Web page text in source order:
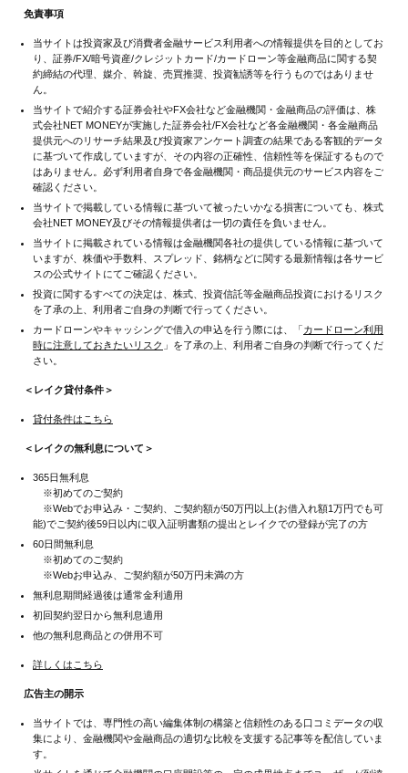
免責事項
当サイトは投資家及び消費者金融サービス利用者への情報提供を目的としてお
り、証券/FX/暗号資産/クレジットカード/カードローン等金融商品に関する契
約締結の代理、媒介、斡旋、売買推奨、投資勧誘等を行うものではありませ
ん。
当サイトで紹介する証券会社やFX会社など金融機関・金融商品の評価は、株
式会社NET MONEYが実施した証券会社/FX会社など各金融機関・各金融商品
提供元へのリサーチ結果及び投資家アンケート調査の結果である客観的データ
に基づいて作成していますが、その内容の正確性、信頼性等を保証するもので
はありません。必ず利用者自身で各金融機関・商品提供元のサービス内容をご
確認ください。
当サイトで掲載している情報に基づいて被ったいかなる損害についても、株式
会社NET MONEY及びその情報提供者は一切の責任を負いません。
当サイトに掲載されている情報は金融機関各社の提供している情報に基づいて
いますが、株価や手数料、スプレッド、銘柄などに関する最新情報は各サービ
スの公式サイトにてご確認ください。
投資に関するすべての決定は、株式、投資信託等金融商品投資におけるリスク
を了承の上、利用者ご自身の判断で行ってください。
カードローンやキャッシングで借入の申込を行う際には、「カードローン利用
時に注意しておきたいリスク 」を了承の上、利用者ご自身の判断で行ってくだ
さい。
＜レイク貸付条件＞
貸付条件はこちら
＜レイクの無利息について＞
365日無利息
※初めてのご契約
※Webでお申込み・ご契約、ご契約額が50万円以上(お借入れ額1万円でも可
能)でご契約後59日以内に収入証明書類の提出とレイクでの登録が完了の方
60日間無利息
※初めてのご契約
※Webお申込み、ご契約額が50万円未満の方
無利息期間経過後は通常金利適用
初回契約翌日から無利息適用
他の無利息商品との併用不可
詳しくはこちら
広告主の開示
当サイトでは、専門性の高い編集体制の構築と信頼性のある口コミデータの収
集により、金融機関や金融商品の適切な比較を支援する記事等を配信していま
す。